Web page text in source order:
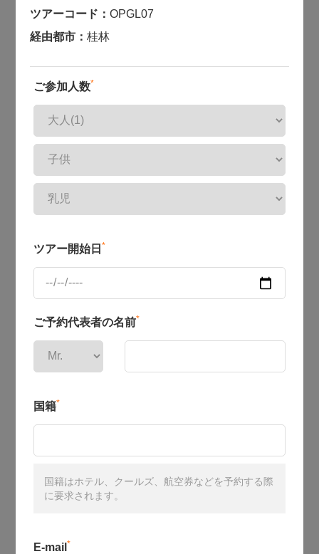
ツアーコード：OPGL07
経由都市：桂林
ご参加人数*
ツアー開始日 *
ご予約代表者の名前*
国籍*
国籍はホテル、クールズ、航空券などを予約する際
に要求されます。
E-mail *